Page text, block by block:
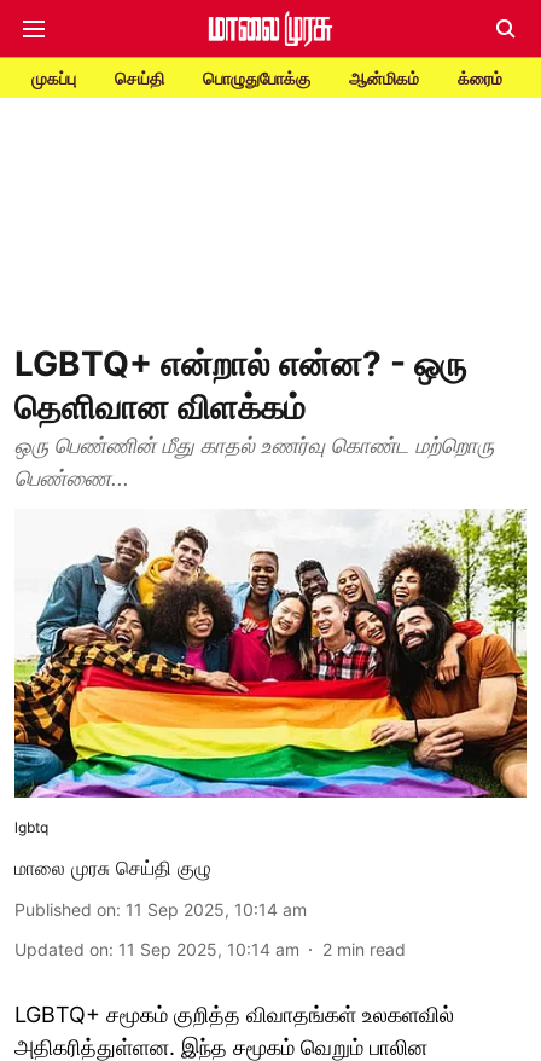
முகப்பு செய்தி பொழுதுபோக்கு ஆன்மிகம் க்ரைம்
LGBTQ+ என்றால் என்ன? - ஒரு
தெளிவான விளக்கம்
ஒரு பெண்ணின் மீது காதல் உணர்வு கொண்ட மற்றொரு
பெண்ணை...
lgbtq
மாலை முரசு செய்தி குழு
Published on: 11 Sep 2025, 10:14 am
Updated on: 11 Sep 2025, 10:14 am 2 min read
LGBTQ+ சமூகம் குறித்த விவாதங்கள் உலகளவில்
அதிகரித்துள்ளன. இந்த சமூகம் வெறும் பாலின